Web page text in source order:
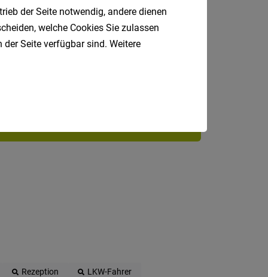
Mail.
Rezeption
LKW-Fahrer
der Seite notwendig, andere dienen
welche Cookies Sie zulassen
Seite verfügbar sind. Weitere